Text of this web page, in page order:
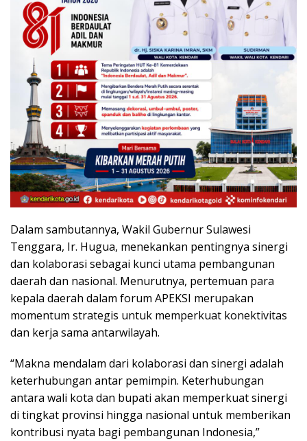
Dalam sambutannya, Wakil Gubernur Sulawesi
Tenggara, Ir. Hugua, menekankan pentingnya sinergi
dan kolaborasi sebagai kunci utama pembangunan
daerah dan nasional. Menurutnya, pertemuan para
kepala daerah dalam forum APEKSI merupakan
momentum strategis untuk memperkuat konektivitas
dan kerja sama antarwilayah.
“Makna mendalam dari kolaborasi dan sinergi adalah
keterhubungan antar pemimpin. Keterhubungan
antara wali kota dan bupati akan memperkuat sinergi
di tingkat provinsi hingga nasional untuk memberikan
kontribusi nyata bagi pembangunan Indonesia,”